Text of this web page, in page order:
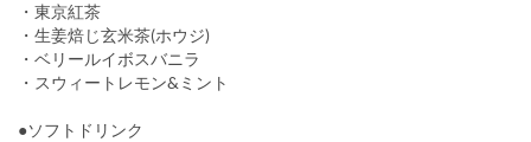
・東京紅茶
・生姜焙じ玄米茶(ホウジ)
・ベリールイボスバニラ
・スウィートレモン&ミント
●ソフトドリンク